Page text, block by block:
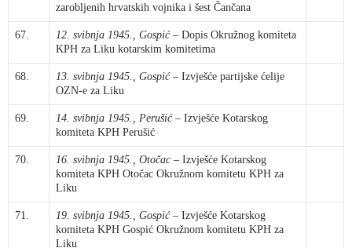
zarobljenih hrvatskih vojnika i šest Čančana
67. 12. svibnja 1945., Gospić – Dopis Okružnog komiteta
KPH za Liku kotarskim komitetima
68. 13. svibnja 1945., Gospić – Izvješće partijske ćelije
OZN-e za Liku
69. 14. svibnja 1945., Perušić – Izvješće Kotarskog
komiteta KPH Perušić
70. 16. svibnja 1945., Otočac – Izvješće Kotarskog
komiteta KPH Otočac Okružnom komitetu KPH za
Liku
71. 19. svibnja 1945., Gospić – Izvješće Kotarskog
komiteta KPH Gospić Okružnom komitetu KPH za
Liku